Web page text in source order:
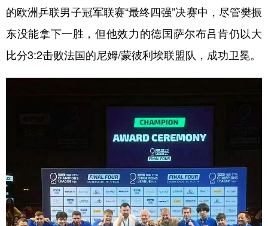
文化 书画 健康 军事
银龄
能源
彩票 娱乐 时尚 悦读
一带一路 亚太网 上市公司
文化产业
的欧洲乒联男子冠军联赛“最终四强”决赛中，尽管樊振
东没能拿下一胜，但他效力的德国萨尔布吕肯仍以大
比分3:2击败法国的尼姆/蒙彼利埃联盟队，成功卫冕。